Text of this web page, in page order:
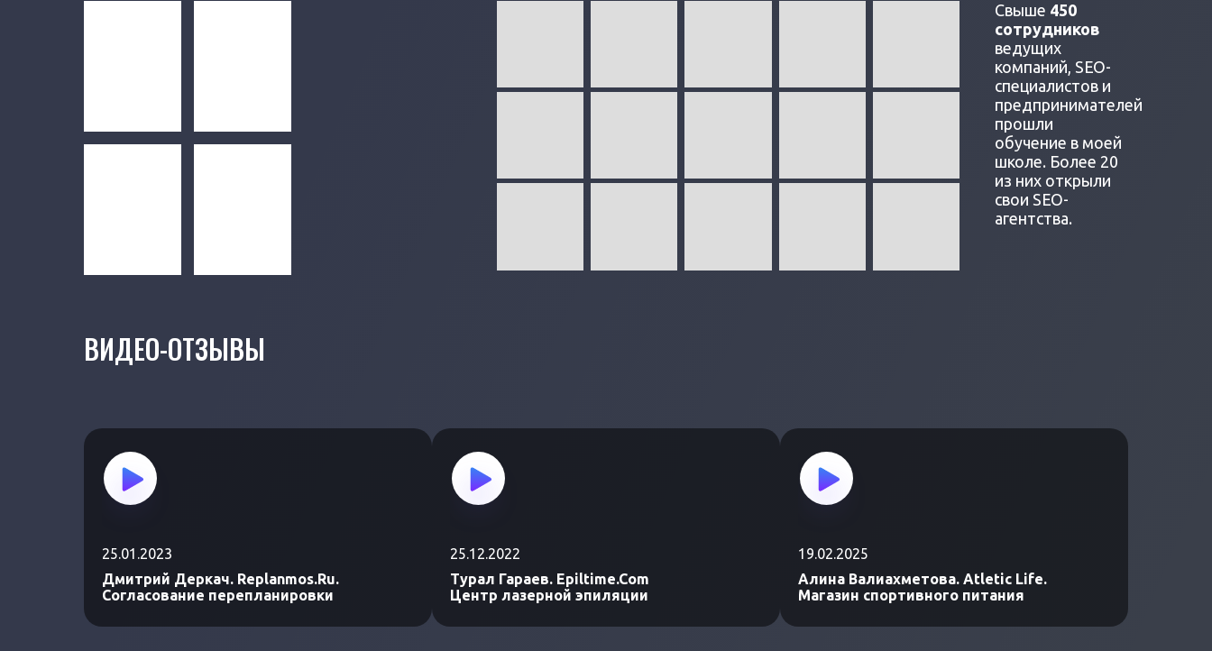
Свыше 450
сотрудников
ведущих
компаний, SEO-
специалистов и
предпринимателей
прошли
обучение в моей
школе. Более 20
из них открыли
свои SEO-
агентства.
ВИДЕО-ОТЗЫВЫ
25.01.2023
Дмитрий Деркач. Replanmos.Ru.
Согласование перепланировки
25.12.2022
Турал Гараев. Epiltime.Com
Центр лазерной эпиляции
19.02.2025
Алина Валиахметова. Atletic Life.
Магазин спортивного питания